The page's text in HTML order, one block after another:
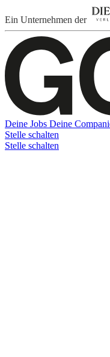
Ein Unternehmen der
Deine Jobs Deine
Stelle schalten
Stelle schalten